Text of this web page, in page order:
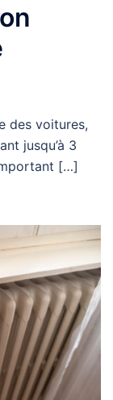
des voitures,
jusqu’à 3
[…]